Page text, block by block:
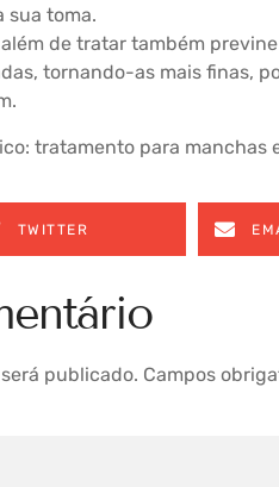
sua toma.
de tratar também
tornando-as mais finas,
tratamento para manchas
TWITTER
publicado. Campos